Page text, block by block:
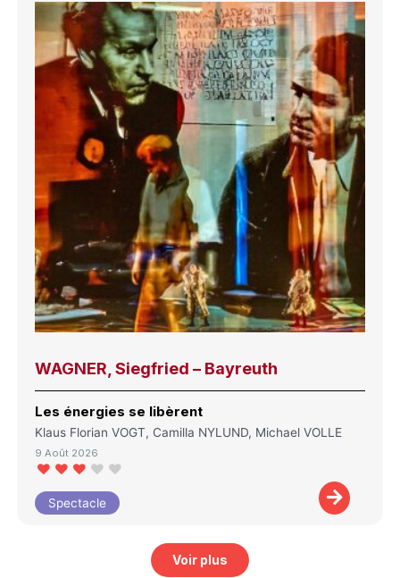
WAGNER, Siegfried – Bayreuth
Les énergies se libèrent
Klaus Florian VOGT, Camilla NYLUND, Michael VOLLE
9 Août 2026
Spectacle
Voir plus